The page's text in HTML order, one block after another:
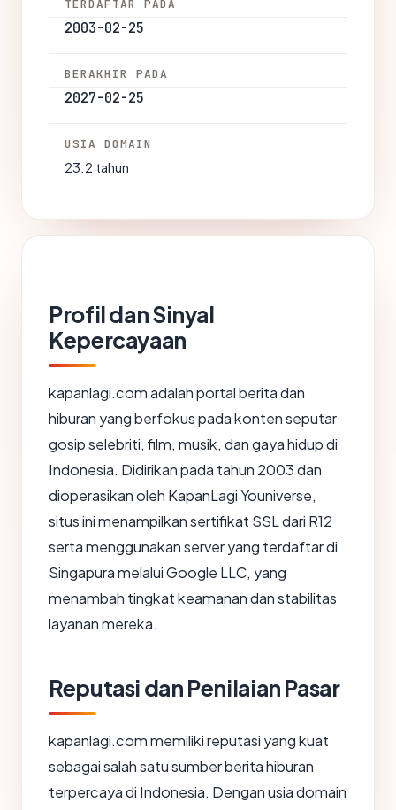
TERDAFTAR PADA
2003-02-25
BERAKHIR PADA
2027-02-25
USIA DOMAIN
23.2 tahun
Profil dan Sinyal
Kepercayaan
kapanlagi.com adalah portal berita dan
hiburan yang berfokus pada konten seputar
gosip selebriti, film, musik, dan gaya hidup di
Indonesia. Didirikan pada tahun 2003 dan
dioperasikan oleh KapanLagi Youniverse,
situs ini menampilkan sertifikat SSL dari R12
serta menggunakan server yang terdaftar di
Singapura melalui Google LLC, yang
menambah tingkat keamanan dan stabilitas
layanan mereka.
Reputasi dan Penilaian Pasar
kapanlagi.com memiliki reputasi yang kuat
sebagai salah satu sumber berita hiburan
terpercaya di Indonesia. Dengan usia domain